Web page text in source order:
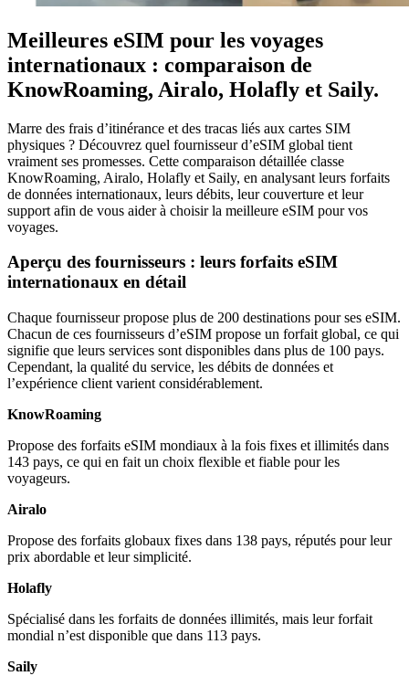
Meilleures eSIM pour les voyages
internationaux : comparaison de
KnowRoaming, Airalo, Holafly et Saily.
Marre des frais d’itinérance et des tracas liés aux cartes SIM
physiques ? Découvrez quel fournisseur d’eSIM global tient
vraiment ses promesses. Cette comparaison détaillée classe
KnowRoaming, Airalo, Holafly et Saily, en analysant leurs forfaits
de données internationaux, leurs débits, leur couverture et leur
support afin de vous aider à choisir la meilleure eSIM pour vos
voyages.
Aperçu des fournisseurs : leurs forfaits eSIM
internationaux en détail
Chaque fournisseur propose plus de 200 destinations pour ses eSIM.
Chacun de ces fournisseurs d’eSIM propose un forfait global, ce qui
signifie que leurs services sont disponibles dans plus de 100 pays.
Cependant, la qualité du service, les débits de données et
l’expérience client varient considérablement.
KnowRoaming
Propose des forfaits eSIM mondiaux à la fois fixes et illimités dans
143 pays, ce qui en fait un choix flexible et fiable pour les
voyageurs.
Airalo
Propose des forfaits globaux fixes dans 138 pays, réputés pour leur
prix abordable et leur simplicité.
Holafly
Spécialisé dans les forfaits de données illimités, mais leur forfait
mondial n’est disponible que dans 113 pays.
Saily